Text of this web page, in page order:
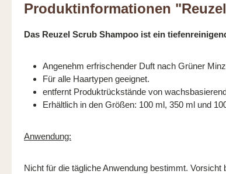
Produktinformationen
Das Reuzel Scrub Shampoo ist ein
Angenehm erfrischender Duft nach Grüner
Für alle Haartypen geeignet.
entfernt Produktrückstände von
Erhältlich in den Größen: 100 ml, 350 ml und
Anwendung:
Nicht für die tägliche Anwendung bestimmt.